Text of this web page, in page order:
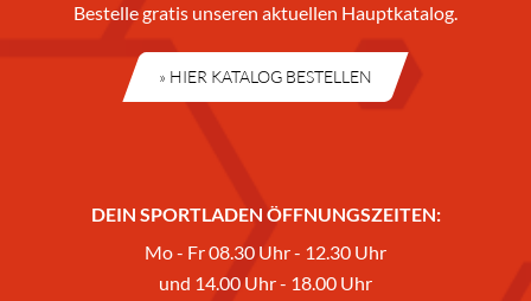
Bestelle gratis unseren aktuellen Hauptkatalog.
» HIER KATALOG BESTELLEN
DEIN SPORTLADEN ÖFFNUNGSZEITEN:
Mo - Fr 08.30 Uhr - 12.30 Uhr
und 14.00 Uhr - 18.00 Uhr